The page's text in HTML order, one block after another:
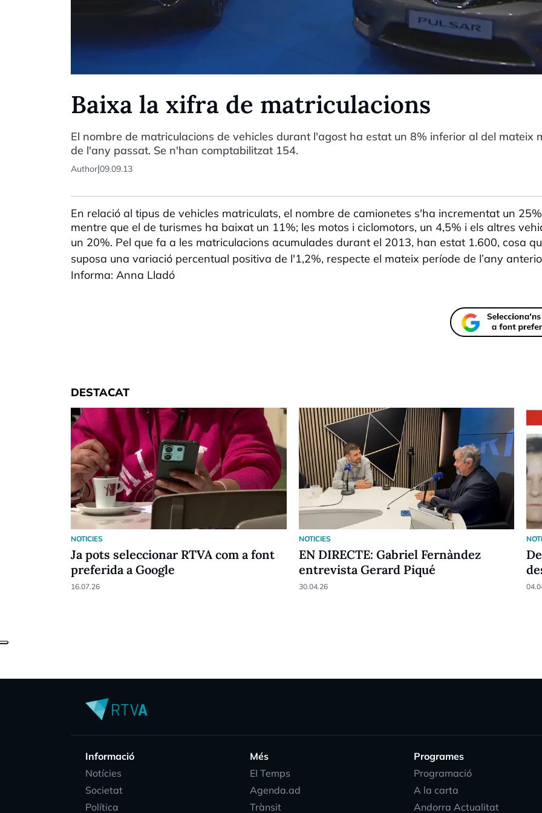
Baixa la xifra de matriculacions
El nombre de matriculacions de vehicles durant l'agost ha estat un 8% inferior al del mateix
de l'any passat. Se n'han comptabilitzat 154.
Author|09.09.13
En relació al tipus de vehicles matriculats, el nombre de camionetes s'ha incrementat un
mentre que el de turismes ha baixat un 11%; les motos i ciclomotors, un 4,5% i els altres
un 20%. Pel que fa a les matriculacions acumulades durant el 2013, han estat 1.600, cosa
suposa una variació percentual positiva de l'1,2%, respecte el mateix període de l’any
Informa: Anna Lladó
DESTACAT
NOTICIES
Ja pots seleccionar RTVA com a font
preferida a Google
16.07.26
NOTICIES
EN DIRECTE: Gabriel Fernàndez
entrevista Gerard Piqué
30.04.26
Informació
Notícies
Societat
Política
Més
EI Temps
Agenda.ad
Trànsit
Programes
Programació
A la carta
Andorra Actualitat